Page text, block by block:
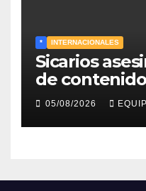
* INTERNACIONALES
Sicarios
de
Gastélum
transmisión
05/08/2026